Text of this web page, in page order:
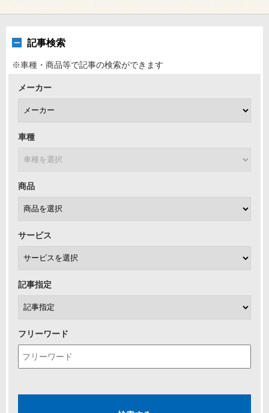
記事検索
※車種・商品等で記事の検索ができます
メーカー
車種
商品
サービス
記事指定
フリーワード